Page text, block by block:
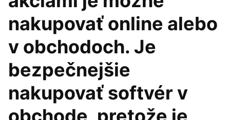
nakupovať online alebo
v obchodoch. Je
bezpečnejšie
nakupovať softvér v